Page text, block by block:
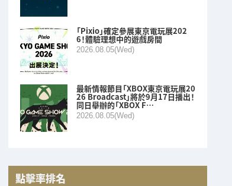
「Pixio」確定參展東京電玩展202
6！體驗理想中的遊戲房間
2026.08.05(Wed)
最新情報節目「XBOX東京電玩展20
26 Broadcast」將於9月17日播出！
同日舉辦的「XBOX F…
2026.08.05(Wed)
點擊率排名